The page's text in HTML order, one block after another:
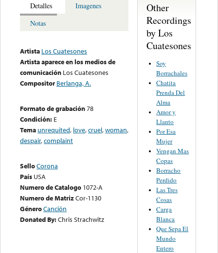
Detalles
Imagenes
Notas
Artista Los Cuatesones
Artista aparece en los medios de
comunicación Los Cuatesones
Compositor Berlanga, A.
Formato de grabación78
Condición: E
Tema unrequited, love,cruel,woman,
despair,complaint
SelloCorona
País USA
Numero de Catalogo 1072-A
Numero de MatrizCor-1130
GéneroCanción
Donated By:Chris Strachwitz
Other
Recordings
by Los
Cuatesones
Soy
Borrachales
Chatita
Prenda Del
Alma
Amor y
Llanto
Por Esa
Mujer
Vengan Mas
Copas
Borracho
Perdido
Las Tres
Cosas
Carga
Blanca
Que Sepa El
Mundo
Entero